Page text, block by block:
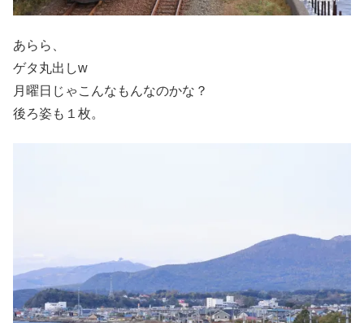
あらら、
ゲタ丸出しw
月曜日じゃこんなもんなのかな？
後ろ姿も１枚。